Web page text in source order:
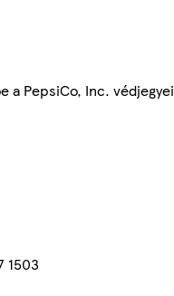
a PepsiCo, Inc.
1503